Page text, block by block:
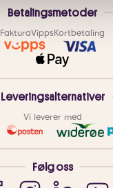
Betalingsmetoder
FakturaVippsKortbetaling
Leveringsalternativer
Vi leverer med
Følg oss